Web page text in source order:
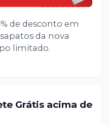
de desconto em
da nova
limitado.
Grátis acima de